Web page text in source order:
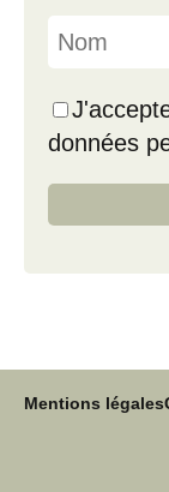
données
Mentions légales